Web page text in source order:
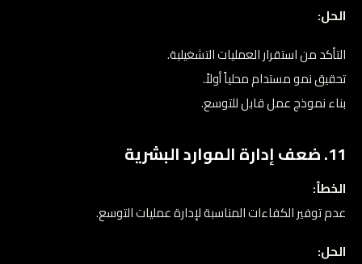
الحل:
التأكد من استقرار العمليات التشغيلية.
تحقيق نمو مستدام محلياً أولاً.
بناء نموذج عمل قابل للتوسع.
11. ضعف إدارة الموارد البشرية
الخطأ:
عدم توفير الكفاءات المناسبة لإدارة عمليات التوسع.
الحل: